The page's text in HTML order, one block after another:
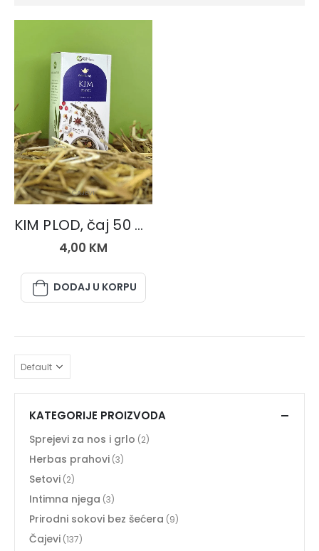
ČAJEVI
KIM PLOD, čaj 50 gr.
4,00 KM
DODAJ U KORPU
KATEGORIJE PROIZVODA
Sprejevi za nos i grlo (2)
Herbas prahovi (3)
Setovi (2)
Intimna njega (3)
Prirodni sokovi bez šećera (9)
Čajevi (137)